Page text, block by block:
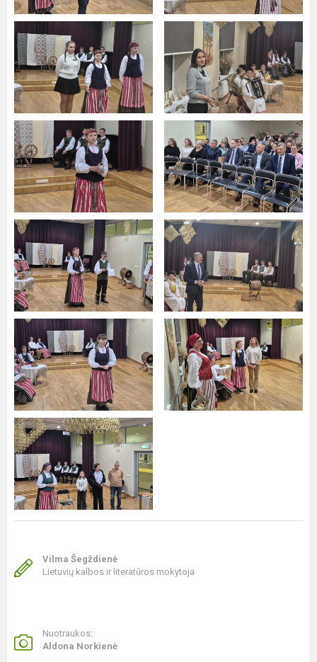
Vilma Šegždienė
Lietuvių kalbos ir literatūros mokytoja
Nuotraukos:
Aldona Norkienė